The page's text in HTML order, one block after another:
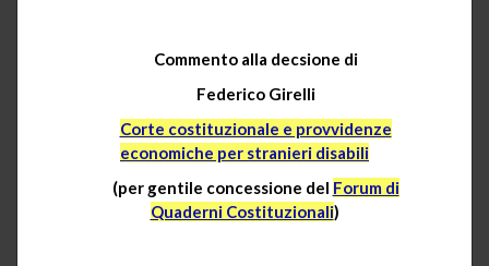
Commento alla decsione di
Federico Girelli
Corte costituzionale e provvidenze
economiche per stranieri disabili
(per gentile concessione del Forum di
Quaderni Costituzionali)